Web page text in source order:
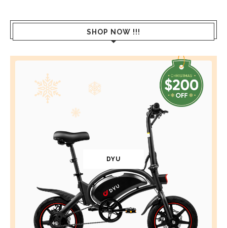
SHOP NOW !!!
DYU